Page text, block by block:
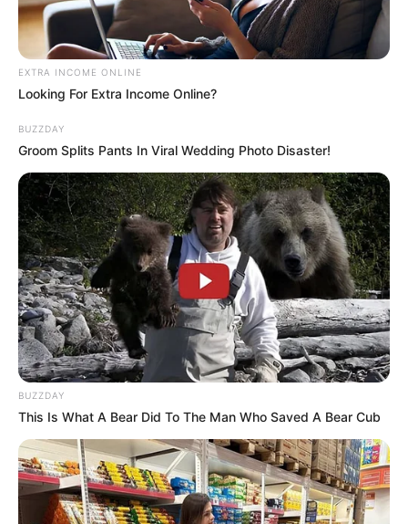
EXTRA INCOME ONLINE
Looking For Extra Income Online?
BUZZDAY
Groom Splits Pants In Viral Wedding Photo Disaster!
BUZZDAY
This Is What A Bear Did To The Man Who Saved A Bear Cub